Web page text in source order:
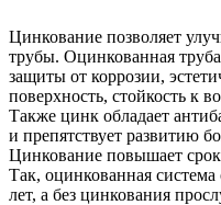
Цинкование позволяет
трубы. Оцинкованная
защиты от коррозии,
поверхность, стойкость к
Также цинк обладает
и препятствует развитию
Цинкование повышает
Так, оцинкованная
лет, а без цинкования